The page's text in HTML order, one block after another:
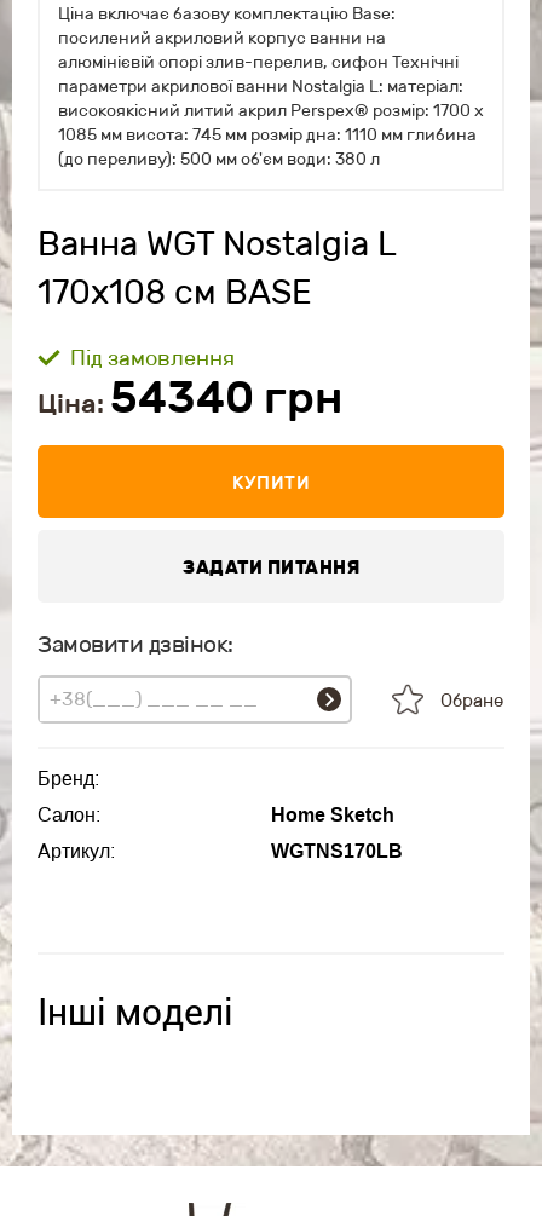
Ціна включає базову комплектацію Base:
посилений акриловий корпус ванни на
алюмінієвій опорі злив-перелив, сифон Технічні
параметри акрилової ванни Nostalgia L: матеріал:
високоякісний литий акрил Perspex® розмір: 1700 x
1085 мм висота: 745 мм розмір дна: 1110 мм глибина
(до переливу): 500 мм об'єм води: 380 л
Ванна WGT Nostalgia L
170x108 cм BASE
Під замовлення
Ціна: 54340 грн
КУПИТИ
ЗАДАТИ ПИТАННЯ
Замовити дзвінок:
Обране
Бренд:
Салон:
Home Sketch
Артикул:
WGTNS170LB
Інші моделі